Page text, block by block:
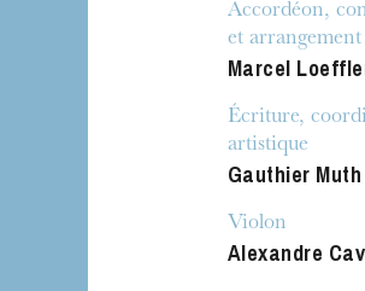
Accordéon,
et arrangement
Marcel
Écriture,
artistique
Gauthier Muth
Violon
Alexandre